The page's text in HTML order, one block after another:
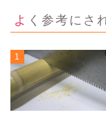
よく参考に
1